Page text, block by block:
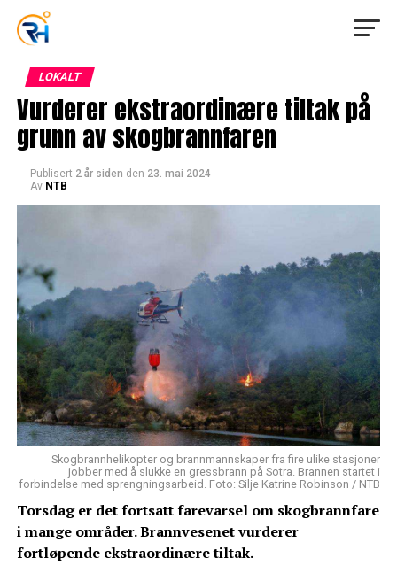
LOKALT
Vurderer ekstraordinære tiltak på
grunn av skogbrannfaren
Publisert 2 år siden den 23. mai 2024
Av NTB
Skogbrannhelikopter og brannmannskaper fra fire ulike stasjoner
jobber med å slukke en gressbrann på Sotra. Brannen startet i
forbindelse med sprengningsarbeid. Foto: Silje Katrine Robinson / NTB
Torsdag er det fortsatt farevarsel om skogbrannfare
i mange områder. Brannvesenet vurderer
fortløpende ekstraordinære tiltak.